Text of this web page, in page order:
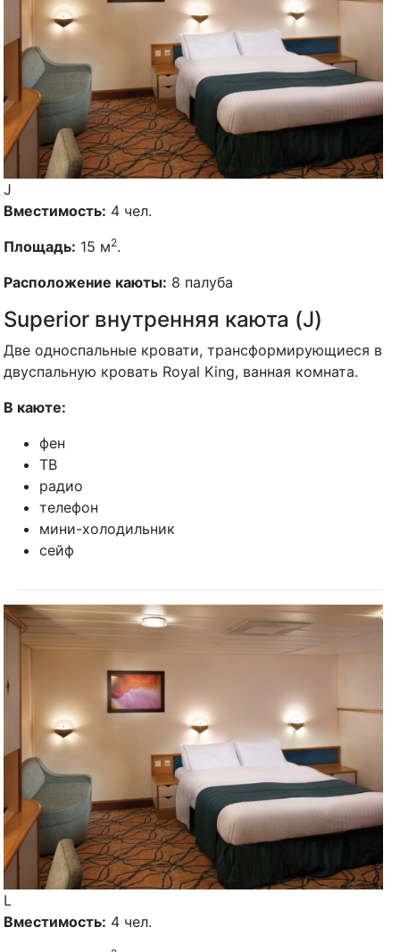
J
Вместимость: 4 чел.
Площадь: 15 м2.
Расположение каюты: 8 палуба
Superior внутренняя каюта (J)
Две односпальные кровати, трансформирующиеся в
двуспальную кровать Royal King, ванная комната.
В каюте:
фен
ТВ
радио
телефон
мини-холодильник
сейф
L
Вместимость: 4 чел.